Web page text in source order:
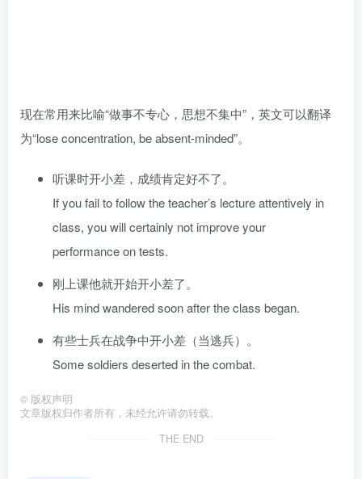
现在常用来比喻“做事不专心，思想不集中”，英文可以翻译
为“lose concentration, be absent-minded”。
听课时开小差，成绩肯定好不了。
If you fail to follow the teacher’s lecture attentively in
class, you will certainly not improve your
performance on tests.
刚上课他就开始开小差了。
His mind wandered soon after the class began.
有些士兵在战争中开小差（当逃兵）。
Some soldiers deserted in the combat.
© 版权声明
文章版权归作者所有，未经允许请勿转载。
THE END